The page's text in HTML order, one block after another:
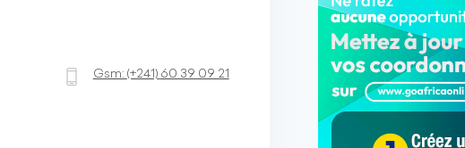
Gsm: (+241) 60 39 09 21